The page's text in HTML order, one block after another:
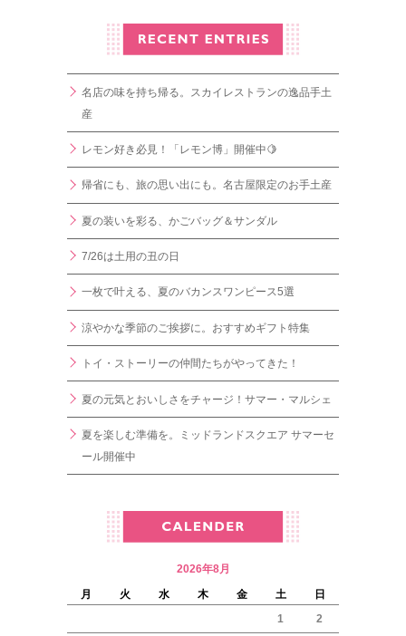
名店の味を持ち帰る。スカイレストランの逸品手土
産
レモン好き必見！「レモン博」開催中🍋
帰省にも、旅の思い出にも。名古屋限定のお手土産
夏の装いを彩る、かごバッグ＆サンダル
7/26は土用の丑の日
一枚で叶える、夏のバカンスワンピース5選
涼やかな季節のご挨拶に。おすすめギフト特集
トイ・ストーリーの仲間たちがやってきた！
夏の元気とおいしさをチャージ！サマー・マルシェ
夏を楽しむ準備を。ミッドランドスクエア サマーセ
ール開催中
2026年8月
月
火 水 木 金 土
日
1
2